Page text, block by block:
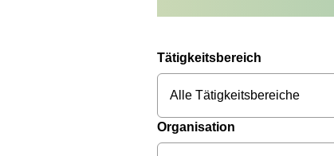
Tätigkeitsbereich
Alle Tätigkeitsbereiche
Organisation